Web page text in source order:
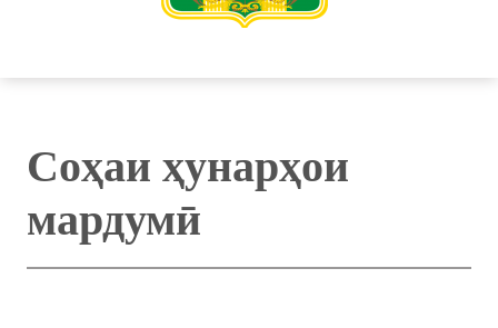
Соҳаи ҳунарҳои
мардумӣ